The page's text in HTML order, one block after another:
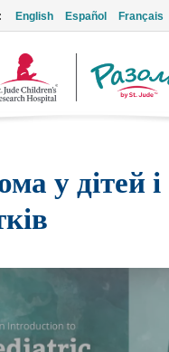
English Español Français
Логотип
у дітей і